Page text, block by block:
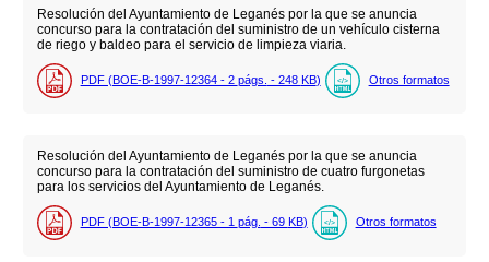
Resolución del Ayuntamiento de Leganés por la que se anuncia
concurso para la contratación del suministro de un vehículo cisterna
de riego y baldeo para el servicio de limpieza viaria.
PDF (BOE-B-1997-12364 - 2 págs. - 248 KB) Otros formatos
Resolución del Ayuntamiento de Leganés por la que se anuncia
concurso para la contratación del suministro de cuatro furgonetas
para los servicios del Ayuntamiento de Leganés.
PDF (BOE-B-1997-12365 - 1 pág. - 69 KB) Otros formatos